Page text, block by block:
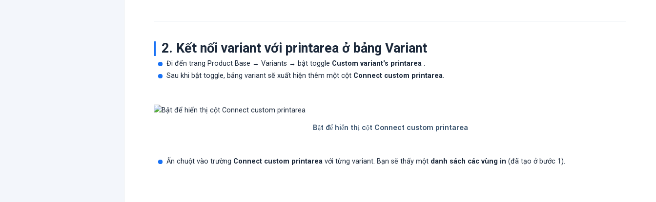
2. Kết nối variant với printarea ở bảng Variant
Đi đến trang Product Base → Variants → bật toggle Custom variant's printarea .
Sau khi bật toggle, bảng variant sẽ xuất hiện thêm một cột Connect custom printarea.
Ấn chuột vào trường Connect custom printarea với từng variant. Bạn sẽ thấy một danh sách các vùng in (đã tạo ở bước 1).